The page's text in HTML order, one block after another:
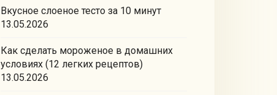
Вкусное слоеное тесто за 10 минут
13.05.2026
Как сделать мороженое в домашних
условиях (12 легких рецептов)
13.05.2026